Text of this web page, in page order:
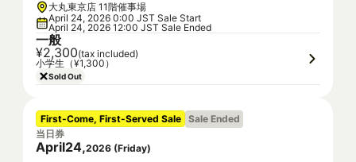
大丸東京店 11階催事場
April 24, 2026 0:00 JST Sale Start
April 24, 2026 12:00 JST Sale Ended
一般
¥2,300(tax included)
小学生（¥1,300）
Sold Out
First-Come, First-Served Sale Sale Ended
当日券
April24,2026 (Friday)